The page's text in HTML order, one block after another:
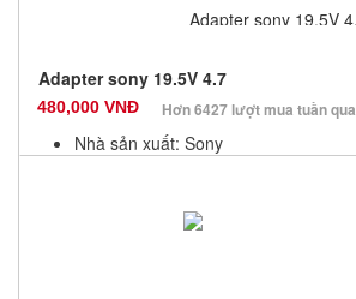
Adapter sony 19.5V 4.7
480,000 VNĐ Hơn 6427 lượt mua tuần qua
Nhà sản xuất: Sony